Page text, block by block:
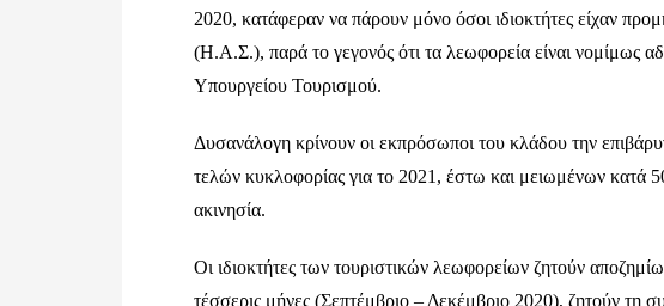
2020, κατάφεραν να πάρουν μόνο όσοι ιδιοκτήτες είχαν
(Η.Α.Σ.), παρά το γεγονός ότι τα λεωφορεία είναι νομίμως
Υπουργείου Τουρισμού.
Δυσανάλογη κρίνουν οι εκπρόσωποι του κλάδου την
τελών κυκλοφορίας για το 2021, έστω και μειωμένων κατά
ακινησία.
Οι ιδιοκτήτες των τουριστικών λεωφορείων ζητούν
τέσσερις μήνες (Σεπτέμβριο – Δεκέμβριο 2020), ζητούν τη